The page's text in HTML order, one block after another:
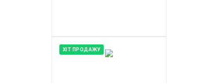
ХІТ ПРОДАЖУ